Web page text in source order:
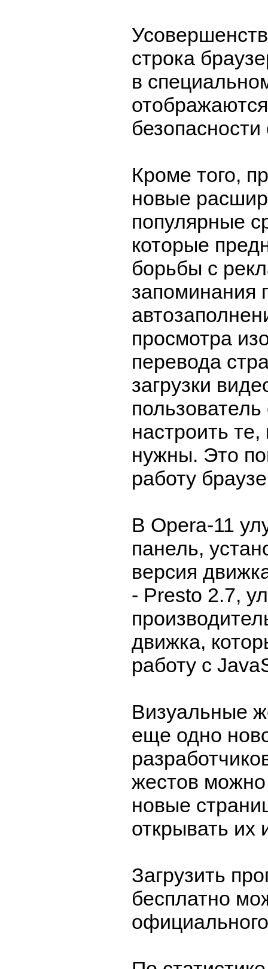
строка
в
Кроме того,
новые
популярные
которые
борьбы с
запоминания
просмотра
перевода
загрузки
настроить
нужны. Это
работу
В Opera-11
панель,
версия
- Presto 2.7,
движка,
работу с
Визуальные
еще одно
жестов
новые
открывать их
Загрузить
бесплатно